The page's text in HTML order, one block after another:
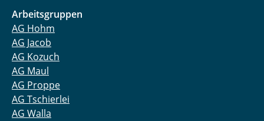
Arbeitsgruppen
AG Hohm
AG Jacob
AG Kozuch
AG Maul
AG Proppe
AG Tschierlei
AG Walla